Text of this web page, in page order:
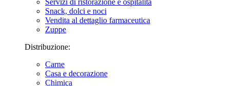
Servizi di ristorazione e ospitalità
Snack, dolci e noci
Vendita al dettaglio farmaceutica
Zuppe
Distribuzione:
Carne
Casa e decorazione
Chimica